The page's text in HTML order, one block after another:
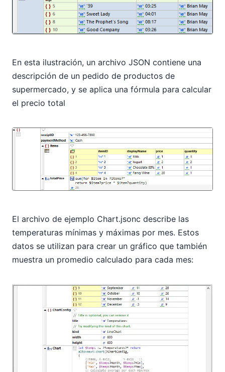
En esta ilustración, un archivo JSON contiene una
descripción de un pedido de productos de
supermercado, y se aplica una fórmula para calcular
el precio total
El archivo de ejemplo Chart.jsonc describe las
temperaturas mínimas y máximas por mes. Estos
datos se utilizan para crear un gráfico que también
muestra un promedio calculado para cada mes: